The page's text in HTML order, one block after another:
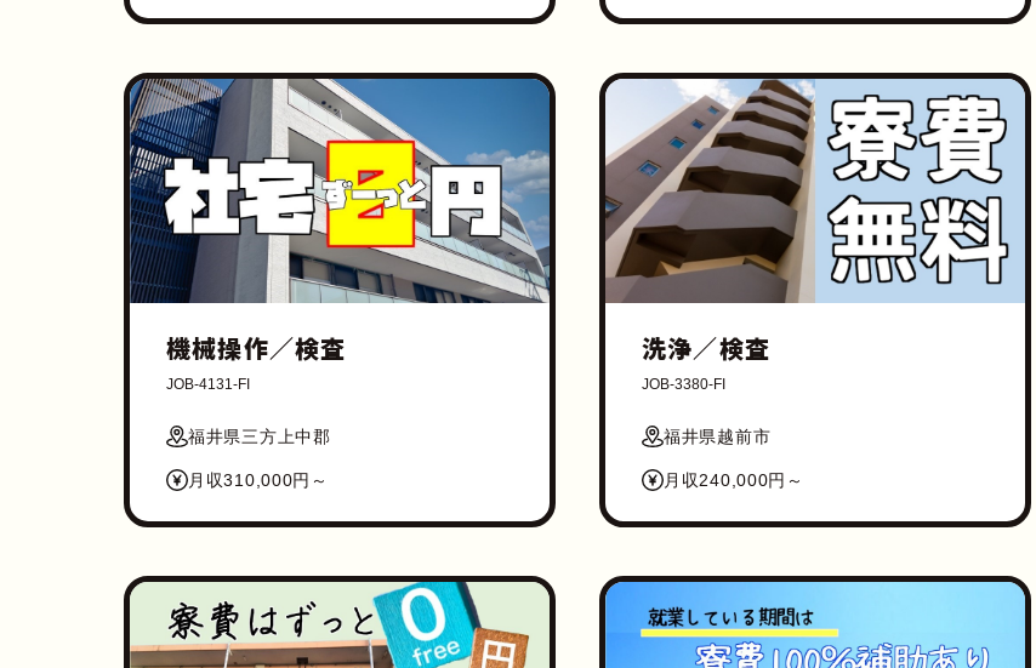
機械操作／検査
JOB-4131-FI
福井県三方上中郡
月収310,000円～
洗浄／検査
JOB-3380-FI
福井県越前市
月収240,000円～